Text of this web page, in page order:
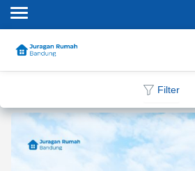
Filter